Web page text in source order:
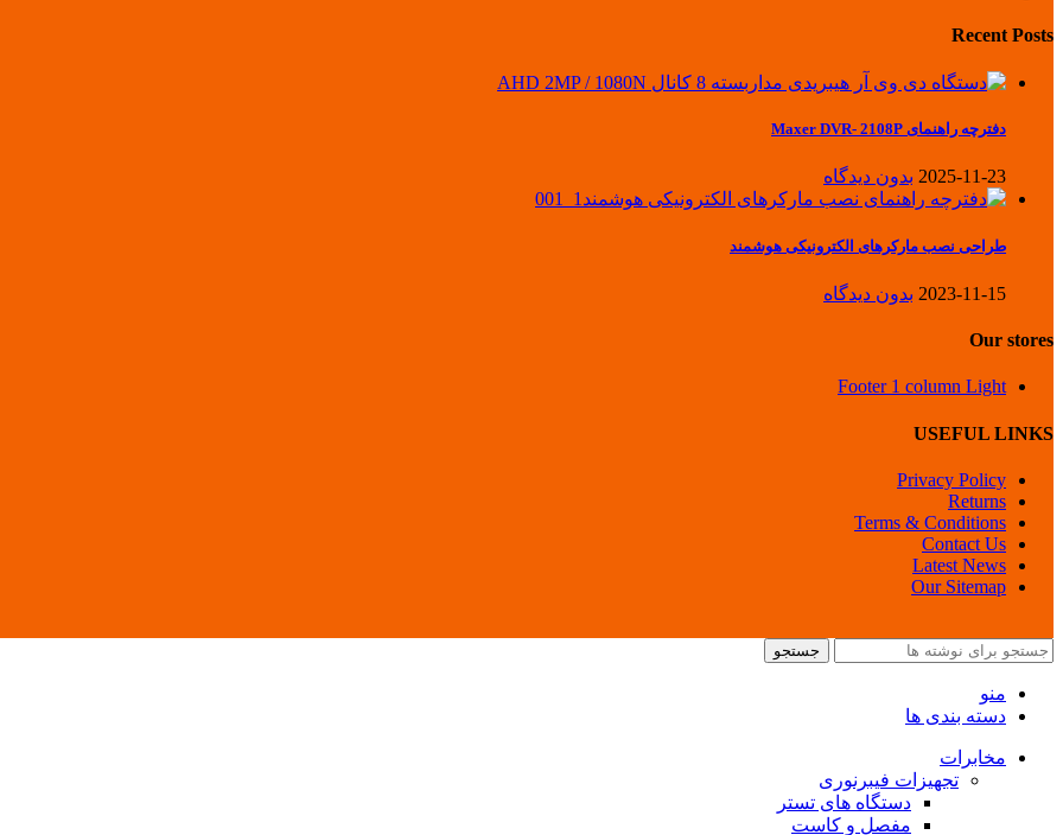
Recent Posts
دفترچه راهنمای Maxer DVR- 2108P
2025-11-23 بدون دیدگاه
طراحی نصب مارکرهای الکترونیکی هوشمند
2023-11-15 بدون دیدگاه
Our stores
Footer 1 column Light
USEFUL LINKS
Privacy Policy
Returns
Terms & Conditions
Contact Us
Latest News
Our Sitemap
جستجو
منو
دسته بندی ها
مخابرات
تجهیزات فیبرنوری
دستگاه های تستر
مفصل و کاست